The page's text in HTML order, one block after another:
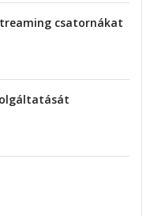
csatornákat